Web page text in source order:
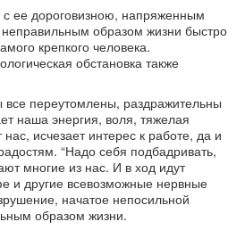
медицина
ее дороговизною, напряженным
образом жизни быстро
крепкого человека.
обстановка также
переутомлены, раздражительны
наша энергия, воля, тяжелая
нас, исчезает интерес к работе, да и
“Надо себя подбадривать,
многие из нас. И в ход идут
и другие всевозможные нервные
начатое непосильной
образом жизни.